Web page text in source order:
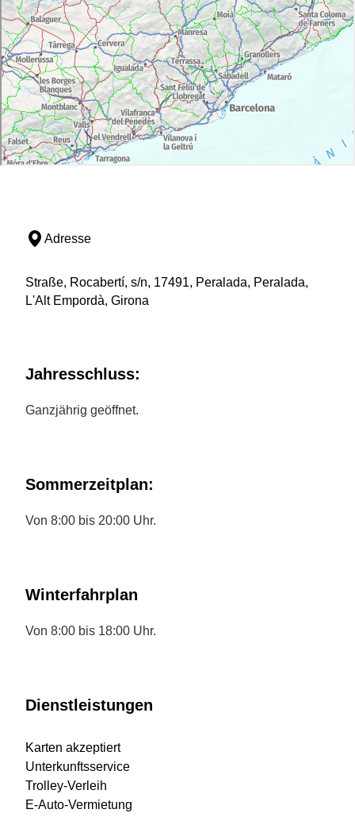
Adresse
Straße, Rocabertí, s/n, 17491, Peralada, Peralada,
L'Alt Empordà, Girona
Jahresschluss:
Ganzjährig geöffnet.
Sommerzeitplan:
Von 8:00 bis 20:00 Uhr.
Winterfahrplan
Von 8:00 bis 18:00 Uhr.
Dienstleistungen
Karten akzeptiert
Unterkunftsservice
Trolley-Verleih
E-Auto-Vermietung